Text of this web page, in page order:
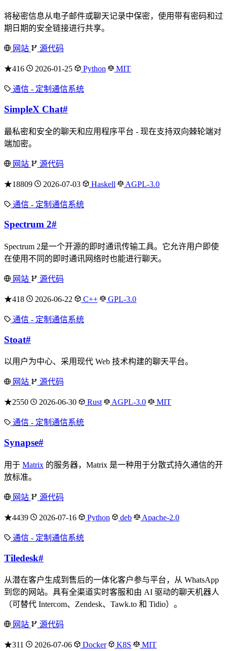
将秘密信息从电子邮件或聊天记录中保密，使用带有密码和过
期日期的安全链接进行共享。
网站 源代码
★416 2026-01-25 Python MIT
通信 - 定制通信系统
SimpleX Chat#
最私密和安全的聊天和应用程序平台 - 现在支持双向棘轮端对
端加密。
网站 源代码
★18809 2026-07-03 Haskell AGPL-3.0
通信 - 定制通信系统
Spectrum 2#
Spectrum 2是一个开源的即时通讯传输工具。它允许用户即使
在使用不同的即时通讯网络时也能进行聊天。
网站 源代码
★418 2026-06-22 C++ GPL-3.0
通信 - 定制通信系统
Stoat#
以用户为中心、采用现代 Web 技术构建的聊天平台。
网站 源代码
★2550 2026-06-30 Rust AGPL-3.0 MIT
通信 - 定制通信系统
Synapse#
用于 Matrix 的服务器，Matrix 是一种用于分散式持久通信的开
放标准。
网站 源代码
★4439 2026-07-16 Python deb Apache-2.0
通信 - 定制通信系统
Tiledesk#
从潜在客户生成到售后的一体化客户参与平台，从 WhatsApp
到您的网站。具有全渠道实时客服和由 AI 驱动的聊天机器人
（可替代 Intercom、Zendesk、Tawk.to 和 Tidio）。
网站 源代码
★311 2026-07-06 Docker K8S MIT